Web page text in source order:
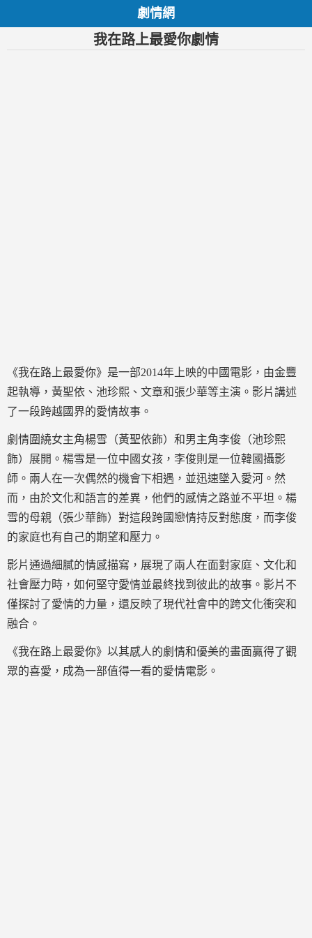
劇情網
我在路上最愛你劇情
《我在路上最愛你》是一部2014年上映的中國電影，由金豐
起執導，黃聖依、池珍熙、文章和張少華等主演。影片講述
了一段跨越國界的愛情故事。
劇情圍繞女主角楊雪（黃聖依飾）和男主角李俊（池珍熙
飾）展開。楊雪是一位中國女孩，李俊則是一位韓國攝影
師。兩人在一次偶然的機會下相遇，並迅速墜入愛河。然
而，由於文化和語言的差異，他們的感情之路並不平坦。楊
雪的母親（張少華飾）對這段跨國戀情持反對態度，而李俊
的家庭也有自己的期望和壓力。
影片通過細膩的情感描寫，展現了兩人在面對家庭、文化和
社會壓力時，如何堅守愛情並最終找到彼此的故事。影片不
僅探討了愛情的力量，還反映了現代社會中的跨文化衝突和
融合。
《我在路上最愛你》以其感人的劇情和優美的畫面贏得了觀
眾的喜愛，成為一部值得一看的愛情電影。